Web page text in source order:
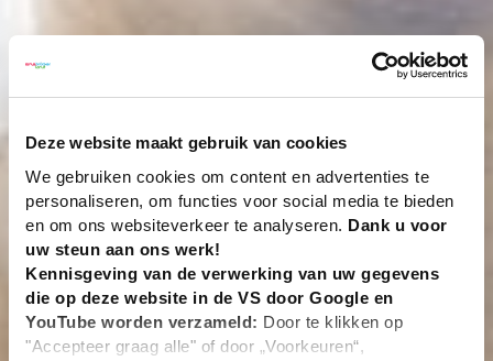
Deze website maakt gebruik van cookies
We gebruiken cookies om content en advertenties te
personaliseren, om functies voor social media te bieden
en om ons websiteverkeer te analyseren. Dank u voor
uw steun aan ons werk!
Kennisgeving van de verwerking van uw gegevens
die op deze website in de VS door Google en
YouTube worden verzameld: Door te klikken op
"Accepteer graag alle" of door „Voorkeuren“,